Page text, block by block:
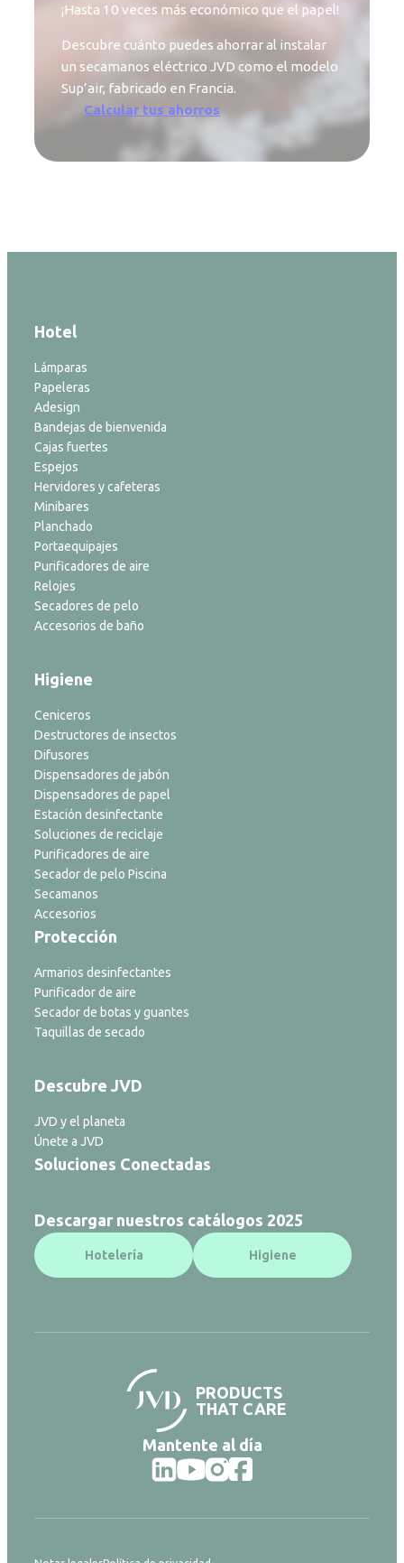
¡Hasta 10 veces más económico que el papel!
Descubre cuánto puedes ahorrar al instalar
un secamanos eléctrico JVD como el modelo
Sup’air, fabricado en Francia.
Calcular tus ahorros
Hotel
Lámparas
Papeleras
Adesign
Bandejas de bienvenida
Cajas fuertes
Espejos
Hervidores y cafeteras
Minibares
Planchado
Portaequipajes
Purificadores de aire
Relojes
Secadores de pelo
Accesorios de baño
Higiene
Ceniceros
Destructores de insectos
Difusores
Dispensadores de jabón
Dispensadores de papel
Estación desinfectante
Soluciones de reciclaje
Purificadores de aire
Secador de pelo Piscina
Secamanos
Accesorios
Protección
Armarios desinfectantes
Purificador de aire
Secador de botas y guantes
Taquillas de secado
Descubre JVD
JVD y el planeta
Únete a JVD
Soluciones Conectadas
Descargar nuestros catálogos 2025
Hotelería Higiene
PRODUCTS
THAT CARE
Mantente al día